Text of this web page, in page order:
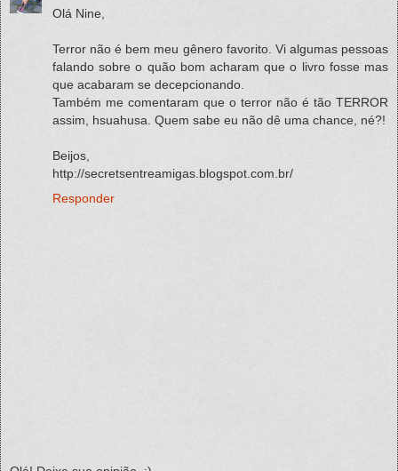
Olá Nine,
Terror não é bem meu gênero favorito. Vi algumas pessoas
falando sobre o quão bom acharam que o livro fosse mas
que acabaram se decepcionando.
Também me comentaram que o terror não é tão TERROR
assim, hsuahusa. Quem sabe eu não dê uma chance, né?!
Beijos,
http://secretsentreamigas.blogspot.com.br/
Responder